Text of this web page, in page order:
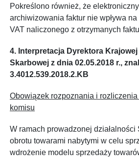
Pokreślono również, że
archiwizowania faktur nie wpływa
VAT naliczonego z otrzymanych
4. Interpretacja Dyrektora
Skarbowej z dnia 02.05.2018 r.,
3.4012.539.2018.2.KB
Obowiązek rozpoznania i
komisu
W ramach prowadzonej działalności
obrotu towarami nabytymi w celu
wdrożenie modelu sprzedaży